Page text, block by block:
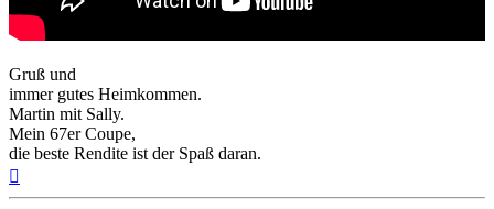
Gruß und
immer gutes Heimkommen.
Martin mit Sally.
Mein 67er Coupe,
die beste Rendite ist der Spaß daran.